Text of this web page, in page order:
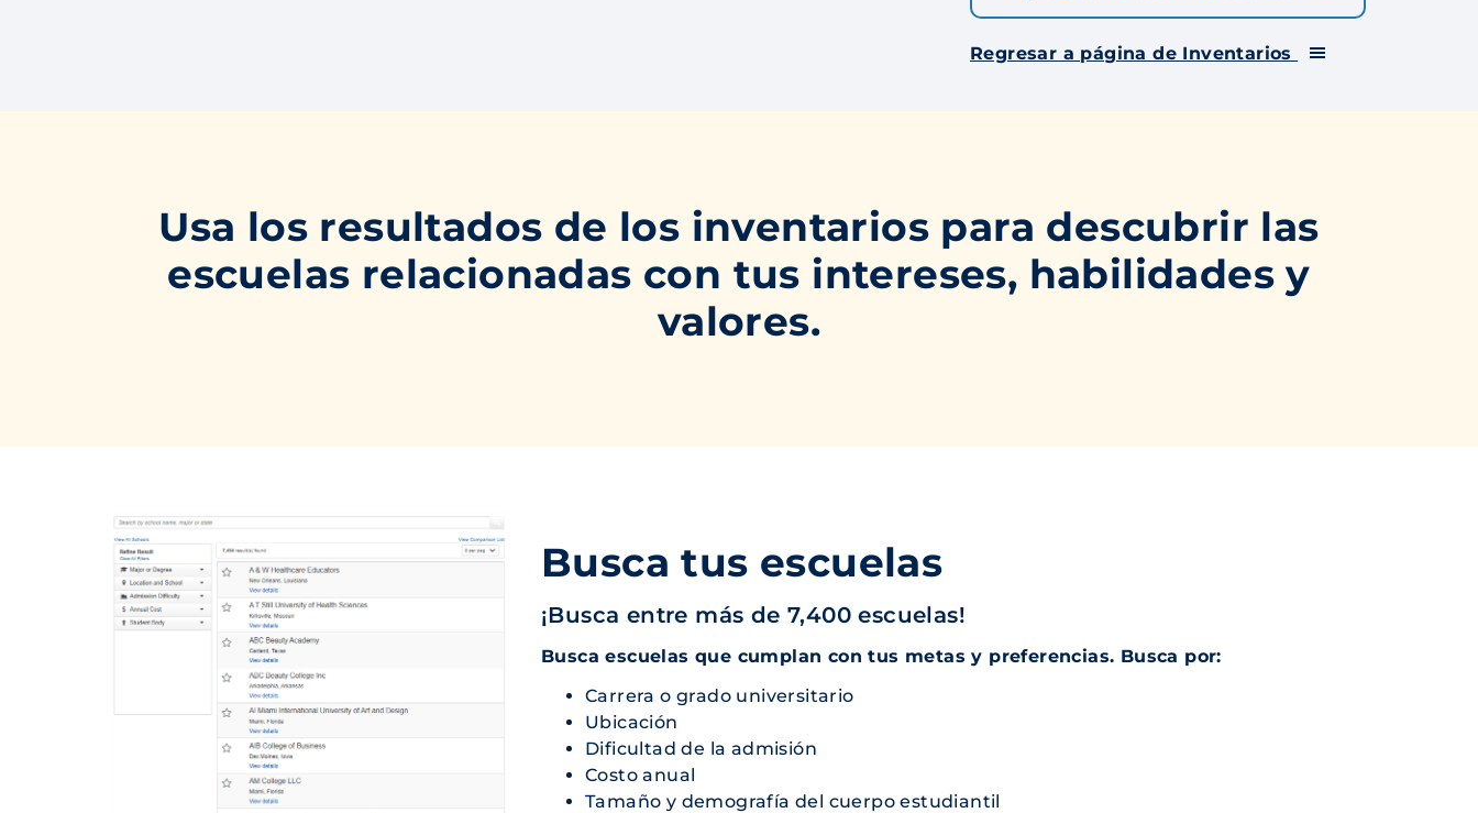
Regresar a página de Inventarios
Usa los resultados de los inventarios para descubrir las
escuelas relacionadas con tus intereses, habilidades y
valores.
Busca tus escuelas
¡Busca entre más de 7,400 escuelas!
Busca escuelas que cumplan con tus metas y preferencias. Busca por:
Carrera o grado universitario
Ubicación
Dificultad de la admisión
Costo anual
Tamaño y demografía del cuerpo estudiantil